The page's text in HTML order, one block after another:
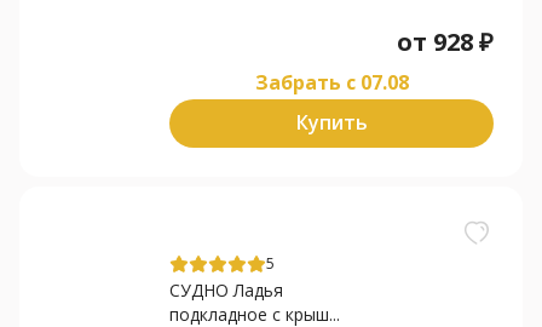
от 928₽
Забрать c 07.08
Купить
5
СУДНО Ладья
подкладное с крыш...